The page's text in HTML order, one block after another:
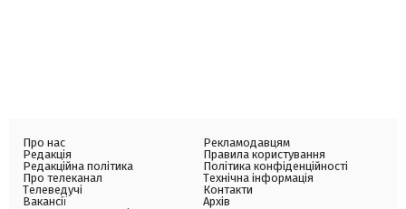
Про нас
Редакція
Редакційна політика
Про телеканал
Телеведучі
Вакансії
Рекламодавцям
Правила користування
Політика конфіденційності
Технічна інформація
Контакти
Архів